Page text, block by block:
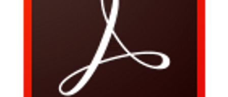
Available for Adobe Acrobat and Reader : APSB16-33
(2016.10.11) 이번 업데이트에서는 Use-after-Free, Heap Buffer
Overflow, 메모리 손상, Integer..